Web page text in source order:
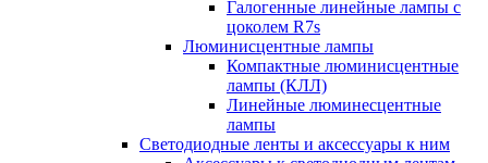
Галогенные линейные лампы с
цоколем R7s
Люминисцентные лампы
Компактные люминисцентные
лампы (КЛЛ)
Линейные люминесцентные
лампы
Светодиодные ленты и аксессуары к ним